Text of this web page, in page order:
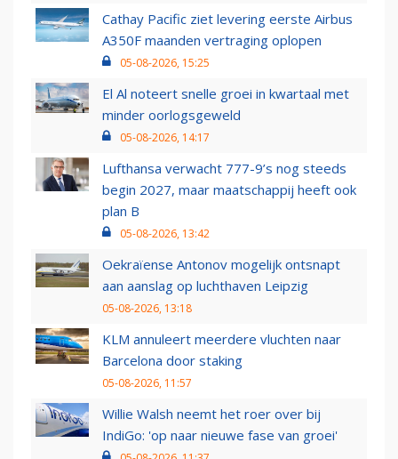
Cathay Pacific ziet levering eerste Airbus
A350F maanden vertraging oplopen
05-08-2026, 15:25
El Al noteert snelle groei in kwartaal met
minder oorlogsgeweld
05-08-2026, 14:17
Lufthansa verwacht 777-9’s nog steeds
begin 2027, maar maatschappij heeft ook
plan B
05-08-2026, 13:42
Oekraïense Antonov mogelijk ontsnapt
aan aanslag op luchthaven Leipzig
05-08-2026, 13:18
KLM annuleert meerdere vluchten naar
Barcelona door staking
05-08-2026, 11:57
Willie Walsh neemt het roer over bij
IndiGo: 'op naar nieuwe fase van groei'